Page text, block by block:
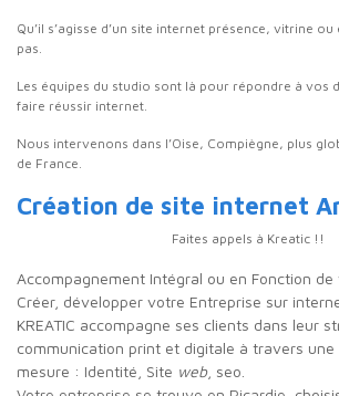
Qu’il s’agisse d’un site internet présence, vitrine
pas.
Les équipes du studio sont là pour répondre à vos
faire réussir internet.
Nous intervenons dans l’Oise, Compiègne, plus
de France.
Création de site internet
Faites appels à Kreatic !!
Accompagnement Intégral ou en Fonction de
Créer, développer votre Entreprise sur
KREATIC accompagne ses clients dans leur
communication print et digitale à travers
mesure : Identité, Site web, seo.